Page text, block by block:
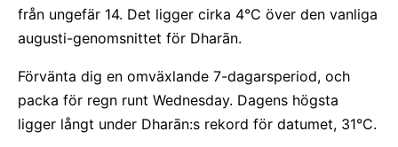
från ungefär 14. Det ligger cirka 4°C över den vanliga
augusti-genomsnittet för Dharān.
Förvänta dig en omväxlande 7-dagarsperiod, och
packa för regn runt Wednesday. Dagens högsta
ligger långt under Dharān:s rekord för datumet, 31°C.